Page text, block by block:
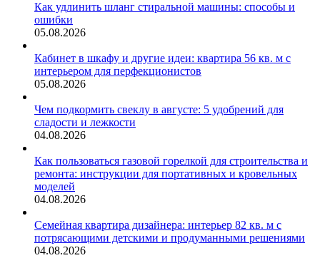
Как удлинить шланг стиральной машины: способы и
ошибки
05.08.2026
Кабинет в шкафу и другие идеи: квартира 56 кв. м с
интерьером для перфекционистов
05.08.2026
Чем подкормить свеклу в августе: 5 удобрений для
сладости и лежкости
04.08.2026
Как пользоваться газовой горелкой для строительства и
ремонта: инструкции для портативных и кровельных
моделей
04.08.2026
Семейная квартира дизайнера: интерьер 82 кв. м с
потрясающими детскими и продуманными решениями
04.08.2026